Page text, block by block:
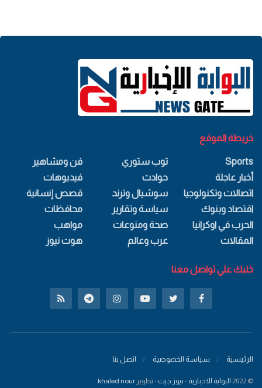
خريطة الموقع
Sports
أخبار عاجلة
اتصالات وتكنولوجيا
اقتصاد وبنوك
الحرب في اوكرانيا
المقالات
توب ستوري
حوادث
سوشيال وترند
سياسة وتقارير
صحة ومنوعات
عرب وعالم
فن ومشاهير
فيديوهات
قصص إنسانية
محافظات
مواهب
هوت نيوز
خليك علي تواصل معنا
الرئيسية سياسة الخصوصية اتصل بنا
© 2022 البوابة الاخبارية - نيوز جيت - تطوير khaled nour
.